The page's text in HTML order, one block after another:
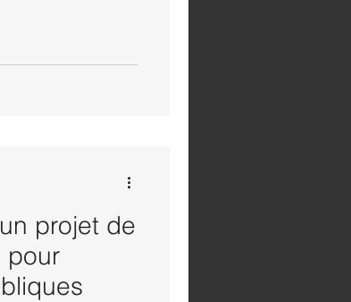
projet de
pour